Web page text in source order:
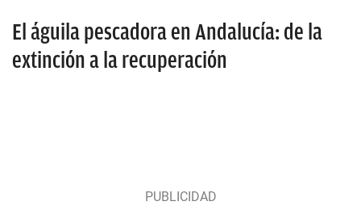
El águila pescadora en Andalucía: de la
extinción a la recuperación